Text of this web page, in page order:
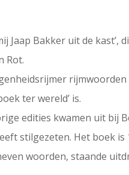
Jaap Bakker uit de
Rot.
ter wereld’ is.
edities kwamen uit bij
stilgezeten. Het boek
woorden, staande